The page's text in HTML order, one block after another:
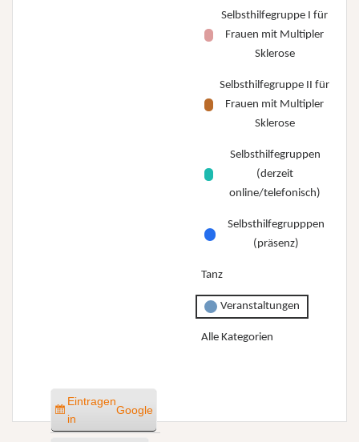
Selbsthilfegruppe I für
Frauen mit Multipler
Sklerose
Selbsthilfegruppe II für
Frauen mit Multipler
Sklerose
Selbsthilfegruppen
(derzeit
online/telefonisch)
Selbsthilfegrupppen
(präsenz)
Tanz
Veranstaltungen
Alle Kategorien
Eintragen
in
Google